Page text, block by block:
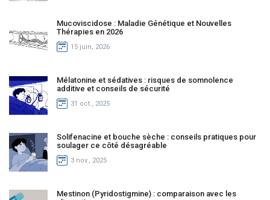
Mucoviscidose : Maladie Génétique et Nouvelles
Thérapies en 2026
15 juin, 2026
Mélatonine et sédatives : risques de somnolence
additive et conseils de sécurité
31 oct., 2025
Solifenacine et bouche sèche : conseils pratiques pour
soulager ce côté désagréable
3 nov., 2025
Mestinon (Pyridostigmine) : comparaison avec les